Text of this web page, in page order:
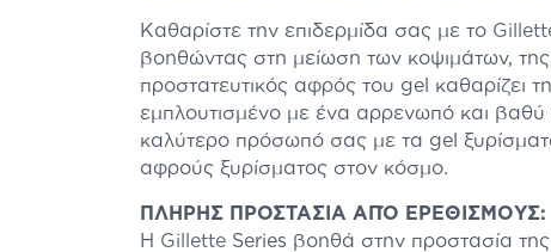
Καθαρίστε την επιδερμίδα σας με το
βοηθώντας στη μείωση των κοψιμάτων,
προστατευτικός αφρός του gel καθαρίζει
εμπλουτισμένο με ένα αρρενωπό και
καλύτερο πρόσωπό σας με τα gel
αφρούς ξυρίσματος στον κόσμο.
ΠΛHΡΗΣ ΠΡΟΣΤΑΣIΑ ΑΠΌ ΕΡΕΘΙΣΜΟYΣ:
Η Gillette Series βοηθά στην προστασία